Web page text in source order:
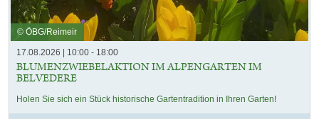
© ÖBG/Reimeir
17.08.2026 | 10:00 - 18:00
BLUMENZWIEBELAKTION IM ALPENGARTEN IM
BELVEDERE
Holen Sie sich ein Stück historische Gartentradition in Ihren Garten!